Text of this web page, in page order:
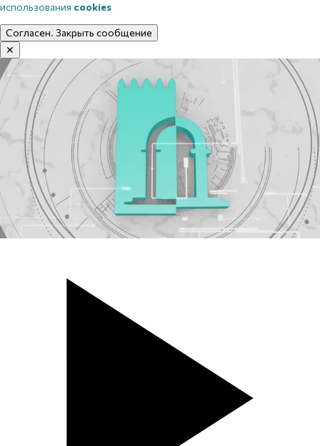
использования cookies
Согласен. Закрыть сообщение
✕